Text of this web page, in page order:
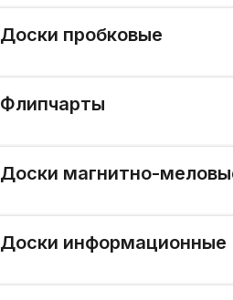
Доски пробковые
Флипчарты
Доски магнитно-
Доски информационные